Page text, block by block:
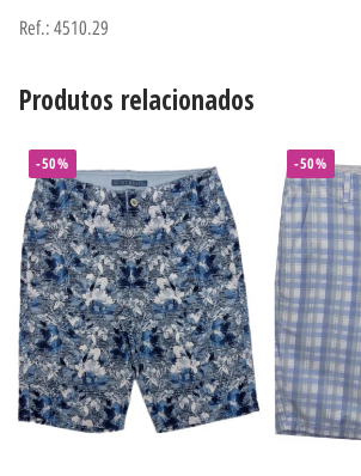
Ref.: 4510.29
Produtos relacionados
-50% -50%